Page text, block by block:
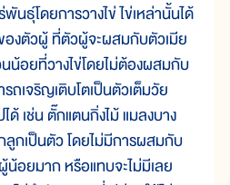
โดยการวางไข่ ไข่เหล่านั้นได้
งตัวผู้ ที่ตัวผู้จะผสมกับตัวเมีย
น้อยที่วางไข่โดยไม่ต้องผสมกับ
ถเจริญเติบโตเป็นตัวเต็มวัย
เช่น ตั๊กแตนกิ่งไม้ แมลงบาง
กเป็นตัว โดยไม่มีการผสมกับ
อยมาก หรือแทบจะไม่มีเลย